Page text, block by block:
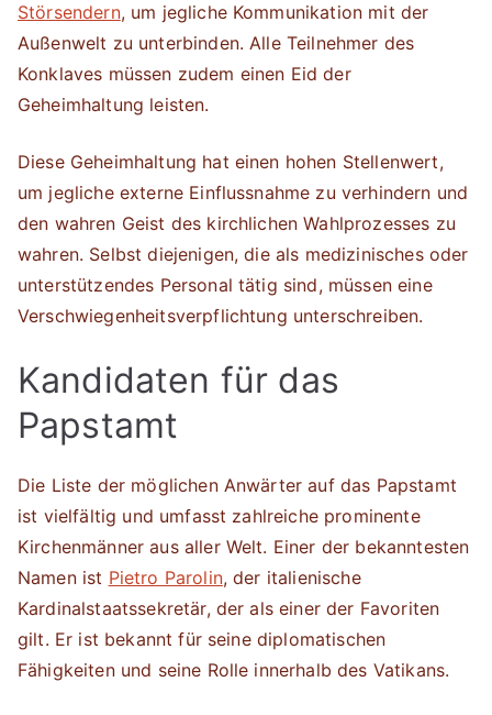
Störsendern, um jegliche Kommunikation mit der
Außenwelt zu unterbinden. Alle Teilnehmer des
Konklaves müssen zudem einen Eid der
Geheimhaltung leisten.
Diese Geheimhaltung hat einen hohen Stellenwert,
um jegliche externe Einflussnahme zu verhindern und
den wahren Geist des kirchlichen Wahlprozesses zu
wahren. Selbst diejenigen, die als medizinisches oder
unterstützendes Personal tätig sind, müssen eine
Verschwiegenheitsverpflichtung unterschreiben.
Kandidaten für das
Papstamt
Die Liste der möglichen Anwärter auf das Papstamt
ist vielfältig und umfasst zahlreiche prominente
Kirchenmänner aus aller Welt. Einer der bekanntesten
Namen ist Pietro Parolin, der italienische
Kardinalstaatssekretär, der als einer der Favoriten
gilt. Er ist bekannt für seine diplomatischen
Fähigkeiten und seine Rolle innerhalb des Vatikans.